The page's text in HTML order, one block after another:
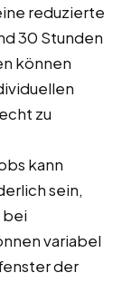
reduzierte
30 Stunden
können
zu
kann
sein,
bei
variabel
der